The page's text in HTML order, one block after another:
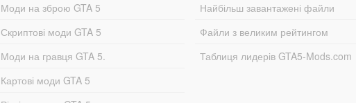
Моди на зброю GTA 5
Скриптові моди GTA 5
Моди на гравця GTA 5.
Картові моди GTA 5
Найбільш завантажені файли
Файли з великим рейтингом
Таблиця лидерів GTA5-Mods.com